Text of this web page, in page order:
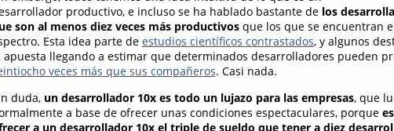
productivo, e incluso se ha hablado bastante de los
son al menos diez veces más productivosque los que se encuentran
Esta idea parte de estudios científicos contrastados, y algunos
apuesta llegando a estimar que determinados desarrolladores pueden
veces más que sus compañeros. Casi nada.
duda, un desarrollador 10x es todo un lujazo para las empresas, que
a base de ofrecer unas condiciones espectaculares, porque
a un desarrollador 10x el triple de sueldo que tener a diez